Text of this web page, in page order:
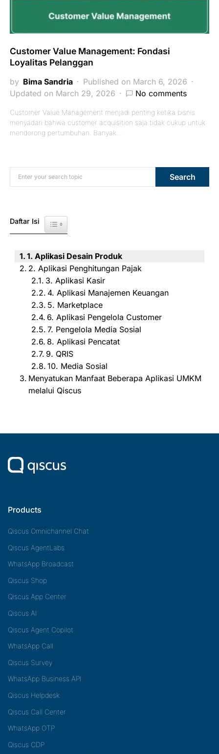
Customer Value Management: Fondasi
Loyalitas Pelanggan
by Bima Sandria
Published on March 6, 2026
Updated on March 29, 2026
No comments
Customer Value Management menjadi penting ketika bisnis
menyadari bahwa customer acquisition saja tidak cukup untuk
mendorong pertumbuhan. Banyak…
Search for: Search
Daftar Isi Toggle Table of Content
1. Aplikasi Desain Produk
2. Aplikasi Penghitungan Pajak
3. Aplikasi Kasir
4. Aplikasi Manajemen Keuangan
5. Marketplace
6. Aplikasi Pengelola Customer
7. Pengelola Media Sosial
8. Aplikasi Pencatat
9. QRIS
10. Media Sosial
Menyatukan Manfaat Beberapa Aplikasi UMKM
melalui Qiscus
Products
Qiscus Omnichannel Chat
Qiscus AgentLabs
WhatsApp Broadcast
Qiscus Shop
Qiscus App Center
Qiscus AI
Qiscus Agent Copilot
WhatsApp Call
Qiscus Survey
WhatsApp Business API
Qiscus Helpdesk
Qiscus Call Center
WhatsApp OTP
Qiscus CDP